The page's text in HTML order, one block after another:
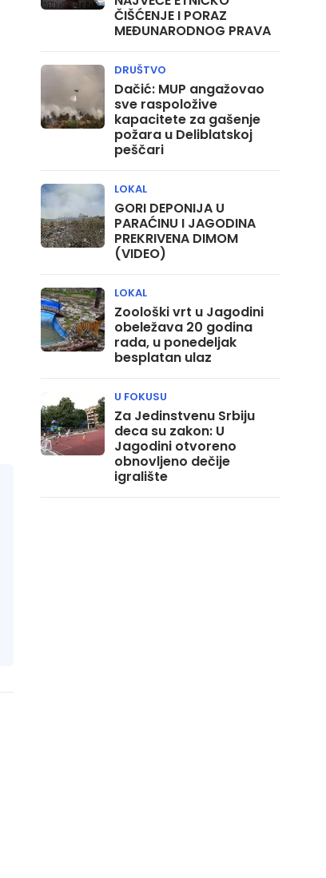
ČIŠĆENJE I PORAZ
MEĐUNARODNOG PRAVA
Dačić: MUP angažovao
sve raspoložive
kapacitete za gašenje
požara u Deliblatskoj
peščari
DRUŠTVO
GORI DEPONIJA U
PARAĆINU I JAGODINA
PREKRIVENA DIMOM
(VIDEO)
LOKAL
Zoološki vrt u Jagodini
obeležava 20 godina
rada, u ponedeljak
besplatan ulaz
LOKAL
Za Jedinstvenu Srbiju
deca su zakon: U
Jagodini otvoreno
obnovljeno dečije
igralište
U FOKUSU